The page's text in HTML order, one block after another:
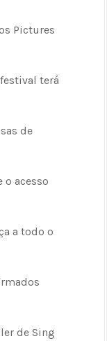
Pictures
terá
de
o acesso
a todo o
de Sing